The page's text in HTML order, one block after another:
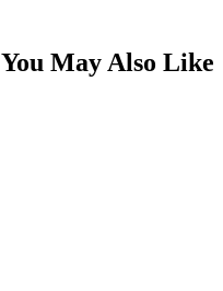
You May Also Like